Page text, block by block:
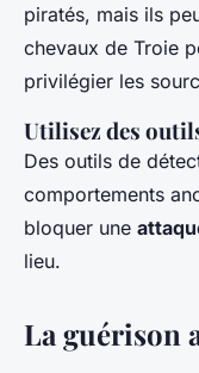
piratés, mais ils
chevaux de Troie
privilégier les
Utilisez des
Des outils de
comportements
bloquer une
lieu.
La guérison